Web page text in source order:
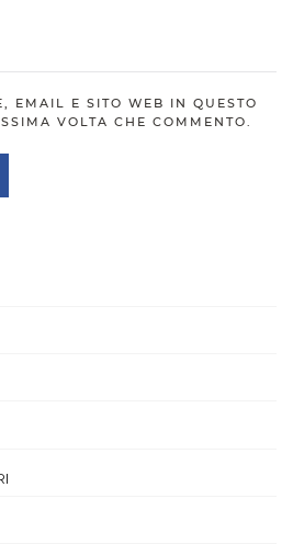
EMAIL E SITO WEB IN QUESTO
VOLTA CHE COMMENTO.